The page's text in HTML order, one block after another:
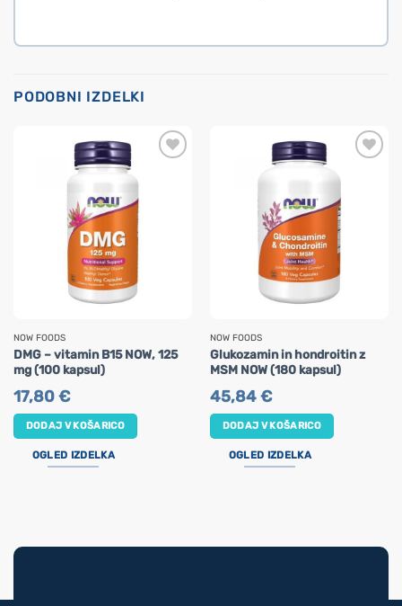
PODOBNI IZDELKI
NOW FOODS
DMG – vitamin B15 NOW, 125
mg (100 kapsul)
17,80€
DODAJ V KOŠARICO
OGLED IZDELKA
NOW FOODS
Glukozamin in hondroitin z
MSM NOW (180 kapsul)
45,84€
DODAJ V KOŠARICO
OGLED IZDELKA